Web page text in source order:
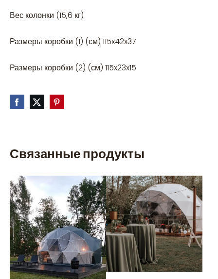
Вес колонки (15,6 кг)
Размеры коробки (1) (см) 115x42x37
Размеры коробки (2) (см) 115x23x15
Связанные продукты